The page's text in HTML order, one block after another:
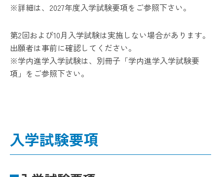
※詳細は、2027年度入学試験要項をご参照下さい。
第2回および10月入学試験は実施しない場合があります。
出願者は事前に確認してください。
※学内進学入学試験は、別冊子「学内進学入学試験要
項」をご参照下さい。
入学試験要項